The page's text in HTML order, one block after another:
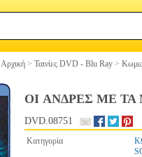
Αρχική > Ταινίες DVD - Blu Ray >
ΟΙ AΝΔΡΕΣ ΜΕ ΤΑ
DVD.08751
Κατηγορία